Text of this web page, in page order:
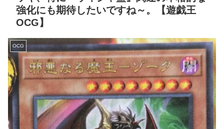
強化にも期待したいですね～。【遊戯王
OCG】
OCG